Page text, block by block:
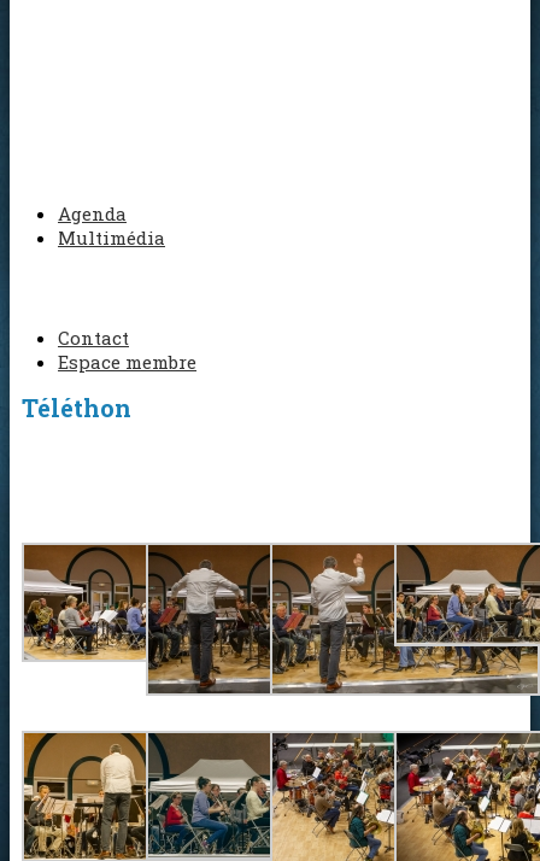
Agenda
Multimédia
Contact
Espace membre
Téléthon